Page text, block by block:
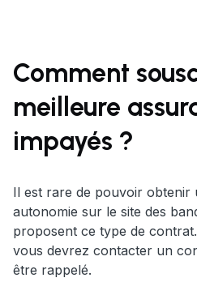
Comment
meilleure
impayés ?
Il est rare de pouvoir obtenir
autonomie sur le site des
proposent ce type de
vous devrez contacter un
être rappelé.